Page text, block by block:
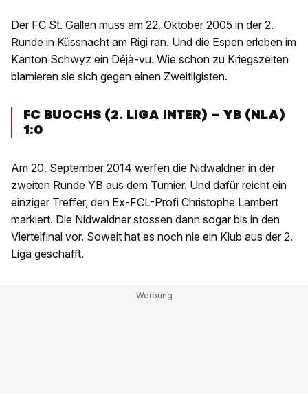
Der FC St. Gallen muss am 22. Oktober 2005 in der 2.
Runde in Küssnacht am Rigi ran. Und die Espen erleben im
Kanton Schwyz ein Déjà-vu. Wie schon zu Kriegszeiten
blamieren sie sich gegen einen Zweitligisten.
FC BUOCHS (2. LIGA INTER) – YB (NLA)
1:0
Am 20. September 2014 werfen die Nidwaldner in der
zweiten Runde YB aus dem Turnier. Und dafür reicht ein
einziger Treffer, den Ex-FCL-Profi Christophe Lambert
markiert. Die Nidwaldner stossen dann sogar bis in den
Viertelfinal vor. Soweit hat es noch nie ein Klub aus der 2.
Liga geschafft.